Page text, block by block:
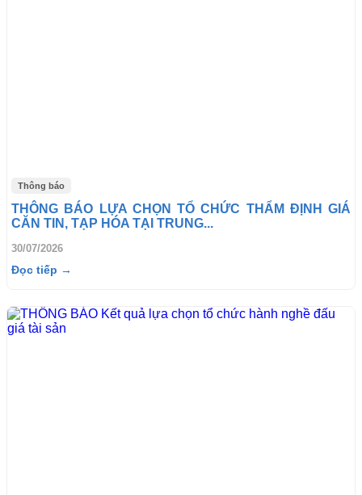
Thông báo
THÔNG BÁO LỰA CHỌN TỔ CHỨC THẨM ĐỊNH GIÁ
CĂN TIN, TẠP HÓA TẠI TRUNG...
30/07/2026
Đọc tiếp →